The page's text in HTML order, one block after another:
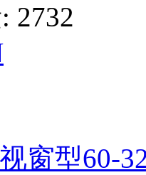
2732
窗型60-